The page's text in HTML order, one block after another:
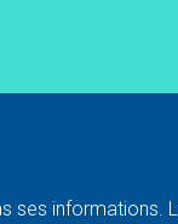
ses informations.